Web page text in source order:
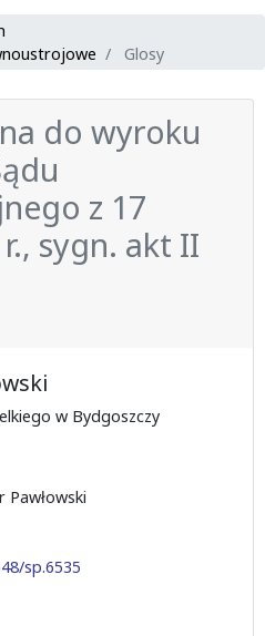
Glosy
do wyroku
z 17
sygn. akt II
w Bydgoszczy
Pawłowski
sp.6535